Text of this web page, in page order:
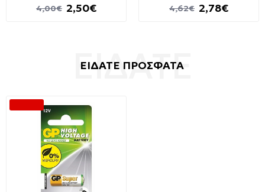
2,50€
4,00€ 2,78€
4,62€
ΕΙΔΑΤΕ ΠΡΟΣΦΑΤΑ